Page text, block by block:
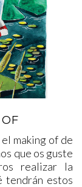
making of de
que os guste
realizar la
tendrán estos